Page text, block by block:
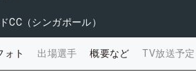
CC（シンガポール）
ォト 出場選手 概要など TV放送予定